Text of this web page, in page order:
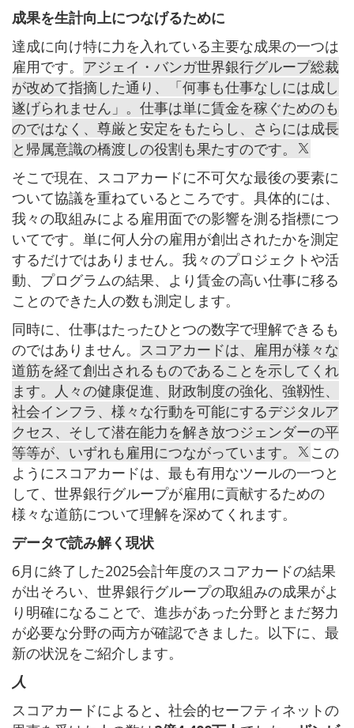
成果を生計向上につなげるために
達成に向け特に力を入れている主要な成果の一つは
雇用です。 アジェイ・バンガ世界銀行グループ総裁
が改めて指摘した通り、「何事も仕事なしには成し
遂げられません」。仕事は単に賃金を稼ぐためのも
のではなく、尊厳と安定をもたらし、さらには成長
と帰属意識の橋渡しの役割も果たすのです。
そこで現在、スコアカードに不可欠な最後の要素に
ついて協議を重ねているところです。具体的には、
我々の取組みによる雇用面での影響を測る指標につ
いてです。単に何人分の雇用が創出されたかを測定
するだけではありません。我々のプロジェクトや活
動、プログラムの結果、より賃金の高い仕事に移る
ことのできた人の数も測定します。
同時に、仕事はたったひとつの数字で理解できるも
のではありません。 スコアカードは、雇用が様々な
道筋を経て創出されるものであることを示してくれ
ます。人々の健康促進、財政制度の強化、強靱性、
社会インフラ、様々な行動を可能にするデジタルア
クセス、そして潜在能力を解き放つジェンダーの平
等等が、いずれも雇用につながっています。
この
ようにスコアカードは、最も有用なツールの一つと
して、世界銀行グループが雇用に貢献するための
様々な道筋について理解を深めてくれます。
データで読み解く現状
6月に終了した2025会計年度のスコアカードの結果
が出そろい、世界銀行グループの取組みの成果がよ
り明確になることで、進歩があった分野とまだ努力
が必要な分野の両方が確認できました。以下に、最
新の状況をご紹介します。
人
スコアカードによると 、 社会的セーフティネットの